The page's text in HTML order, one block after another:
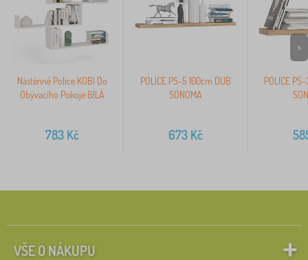
Nástěnné Police KOBI Do
Obývacího Pokoje BÍLÁ
783Kč
POLICE PS-5 100cm DUB
SONOMA
673 Kč
POLICE
>
VŠE O NÁKUPU